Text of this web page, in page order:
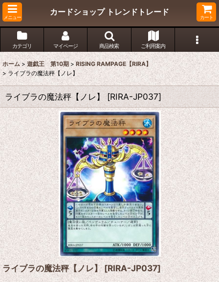
メニュー
カードショップ トレンドトレード
カート
カテゴリ マイページ 商品検索 ご利用案内
ホーム > 遊戯王 第10期 > RISING RAMPAGE【RIRA】
> ライブラの魔法秤【ノレ】
ライブラの魔法秤【ノレ】 [RIRA-JP037]
ライブラの魔法秤【ノレ】[RIRA-JP037]